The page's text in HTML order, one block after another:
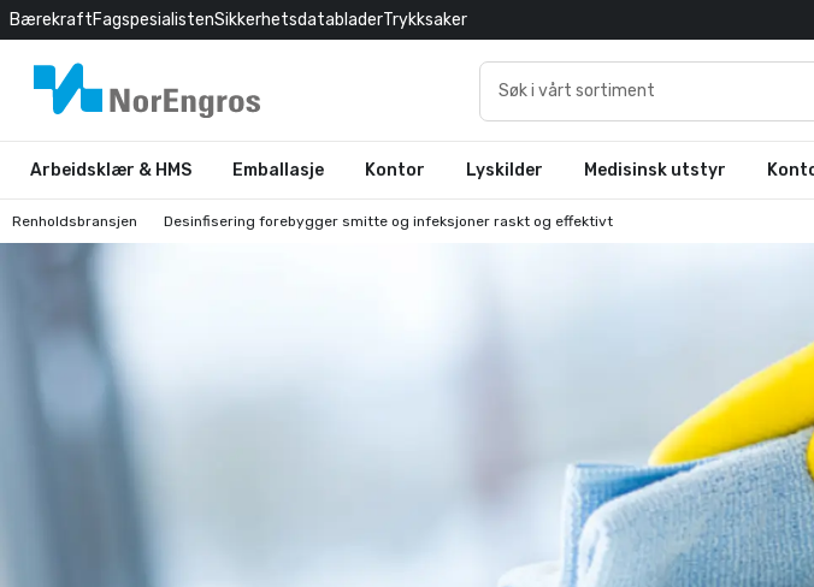
BærekraftFagspesialistenSikkerhetsdatabladerTrykksaker
Arbeidsklær & HMS Emballasje Kontor Lyskilder Medisinsk utstyr
Renholdsbransjen Desinfisering forebygger smitte og infeksjoner raskt og effektivt